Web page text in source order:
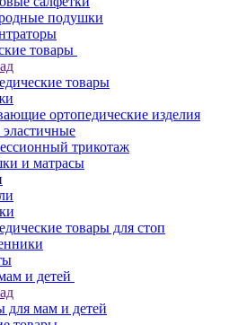
подушки
товары
товары
ортопедические изделия
трикотаж
и матрасы
товары для стоп
и детей
для мам и детей